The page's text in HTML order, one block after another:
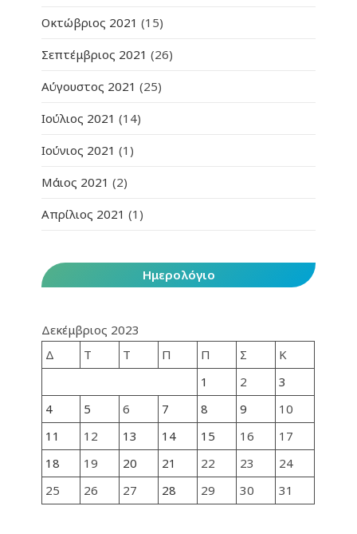
Οκτώβριος 2021 (15)
Σεπτέμβριος 2021 (26)
Αύγουστος 2021 (25)
Ιούλιος 2021 (14)
Ιούνιος 2021 (1)
Μάιος 2021 (2)
Απρίλιος 2021 (1)
Ημερολόγιο
Δεκέμβριος 2023
Δ
Τ Τ Π Π Σ
Κ
1
2
3
4
5 6 7 8 9
10
11
12 13 14 15 16
17
18
19 20 21 22 23
24
25
26 27 28 29 30 31